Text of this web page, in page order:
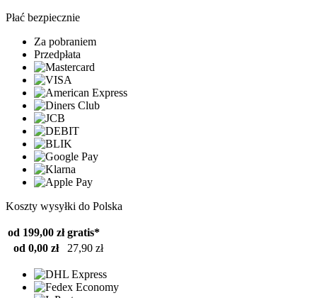
Płać bezpiecznie
Za pobraniem
Przedpłata
Koszty wysyłki do Polska
od 199,00 zł gratis*
od 0,00 zł
27,90 zł